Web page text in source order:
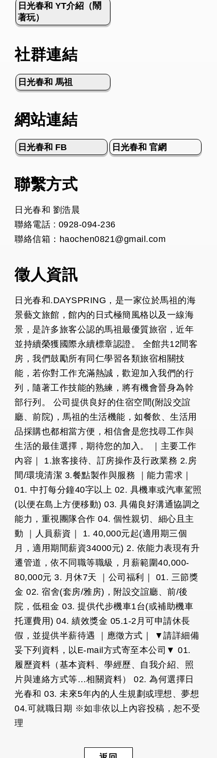
日光春和 YT介紹（鬧
著玩）
社群連結
日光春和 馬祖
網站連結
日光春和 FB 日光春和 官網
聯繫方式
日光春和 劉浩晨
聯絡電話 : 0928-094-236
聯絡信箱：haochen0821@gmail.com
徵人資訊
日光春和.DAYSPRING，是一家位於馬祖的海
景藝文旅館，館內的日式極簡風格以及一線海
景，是許多旅客公認的馬祖最優質旅宿，近年
並持續榮獲國際永續標章認證。 全館共12間客
房，我們鼓勵所有同仁學習各類旅宿相關技
能，若你對工作充滿熱誠，歡迎加入我們的行
列，隨著工作技能的熟練，將有機會晉身為幹
部行列。 公司提供良好的住宿空間(附設交誼
廳、前院)，馬祖的生活機能，如餐飲、生活用
品採購也都相當方便，相信會是您找尋工作與
生活的最佳選擇，期待您的加入。 ｜主要工作
內容｜ 1.旅客接待、訂房操作及行政業務 2.房
間/環境清潔 3.餐點製作與服務 ｜能力需求｜
01. 中打每分鐘40字以上 02. 具機車或汽車駕照
(以便在島上方便移動) 03. 具備良好溝通協調之
能力，重視團隊合作 04. 個性親切、細心且主
動 ｜人員薪資｜ 1. 40,000元起(適用期三個
月，適用期間薪資34000元) 2. 依能力表現有升
遷管道，依不同職等職級，月薪範圍40,000-
80,000元 3. 月休7天 ｜公司福利｜ 01. 三節獎
金 02. 宿舍(套房/雅房)，附設交誼廳、前/後
院，低租金 03. 提供代步機車1台(或補助機車
托運費用) 04. 績效獎金 05.1-2月可申請休長
假，並提供半薪待遇 ｜應徵方式｜ ▼請詳細備
妥下列資料，以E-mail方式寄至本公司▼ 01.
履歷資料（基本資料、學經歷、自我介紹、照
片與連絡方式等…相關資料） 02. 為何選擇日
光春和 03. 未來5年內的人生規劃或理想、夢想
04.可就職日期 ※如非依以上內容投稿，恕不受
理